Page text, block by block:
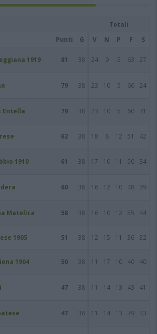
Totali
Punti G V N P F S
1919 81 38 24 9 5 63 27
79 38 23 10 5 66 24
Entella 79 38 23 10 5 60 31
62 38 18 8 12 51 42
1910 61 38 17 10 11 50 34
60 38 16 12 10 48 39
Matelica 58 38 16 10 12 55 44
1905 51 38 12 15 11 36 32
1904 50 38 11 17 10 40 40
47 38 11 14 13 43 41
47 38 11 14 13 39 43